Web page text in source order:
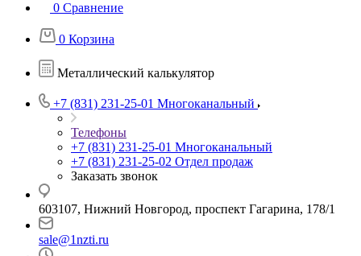
0 Сравнение
0 Корзина
Металлический калькулятор
+7 (831) 231-25-01 Многоканальный
Телефоны
+7 (831) 231-25-01 Многоканальный
+7 (831) 231-25-02 Отдел продаж
Заказать звонок
603107, Нижний Новгород, проспект Гагарина, 178/1
sale@1nzti.ru